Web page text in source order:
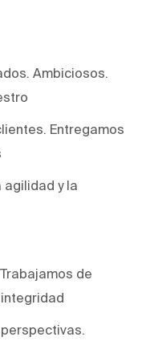
Ambiciosos.
Entregamos
agilidad y la
de